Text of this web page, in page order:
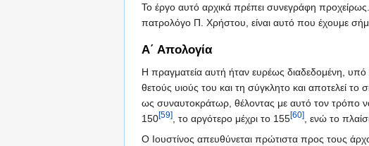
Το έργο αυτό αρχικά πρέπει συνεγράφη
πατρολόγο Π. Χρήστου, είναι αυτό που έχουμε
Α΄ Απολογία
Η πραγματεία αυτή ήταν ευρέως διαδεδομένη, υπό
θετούς υιούς του και τη σύγκλητο και αποτελεί το
ως συναυτοκράτωρ, θέλοντας με αυτό τον τρόπο
150[59] , το αργότερο μέχρι το 155[60] , ενώ το
Ο Ιουστίνος απευθύνεται πρώτιστα προς τους